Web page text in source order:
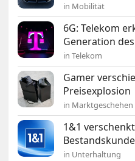
in Mobilität
6G: Telekom
Generation
in Telekom
Gamer
Preisexplosion
in Marktgeschehen
1&1
in Unterhaltung